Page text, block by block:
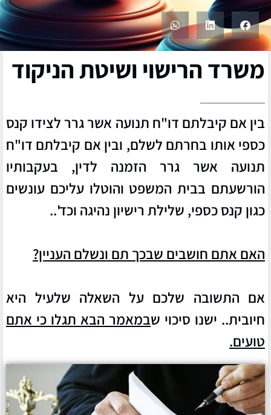
משרד הרישוי ושיטת הניקוד
בין אם קיבלתם דו"ח תנועה אשר גרר לצידו קנס
כספי אותו בחרתם לשלם, ובין אם קיבלתם דו"ח
תנועה אשר גרר הזמנה לדין, בעקבותיו
הורשעתם בבית המשפט והוטלו עליכם עונשים
כגון קנס כספי, שלילת רישיון נהיגה וכד'..
האם אתם חושבים שבכך תם ונשלם העניין?
אם התשובה שלכם על השאלה שלעיל היא
חיובית.. ישנו סיכוי שבמאמר הבא תגלו כי אתם
טועים.